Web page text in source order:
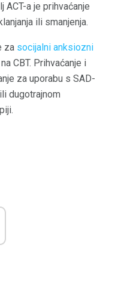
a je prihvaćanje
ili smanjenja.
za socijalni anksiozni
CBT. Prihvaćanje i
za uporabu s SAD-
dugotrajnom